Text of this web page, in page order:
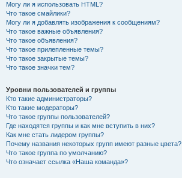
Могу ли я использовать HTML?
Что такое смайлики?
Могу ли я добавлять изображения к сообщениям?
Что такое важные объявления?
Что такое объявления?
Что такое прилепленные темы?
Что такое закрытые темы?
Что такое значки тем?
Уровни пользователей и группы
Кто такие администраторы?
Кто такие модераторы?
Что такое группы пользователей?
Где находятся группы и как мне вступить в них?
Как мне стать лидером группы?
Почему названия некоторых групп имеют разные цвета?
Что такое группа по умолчанию?
Что означает ссылка «Наша команда»?